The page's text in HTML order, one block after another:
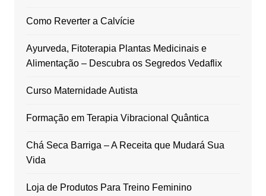
Como Reverter a Calvície
Ayurveda, Fitoterapia Plantas Medicinais e
Alimentação – Descubra os Segredos Vedaflix
Curso Maternidade Autista
Formação em Terapia Vibracional Quântica
Chá Seca Barriga – A Receita que Mudará Sua
Vida
Loja de Produtos Para Treino Feminino